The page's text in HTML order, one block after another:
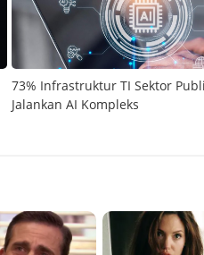
73% Infrastruktur TI Sektor
Jalankan AI Kompleks